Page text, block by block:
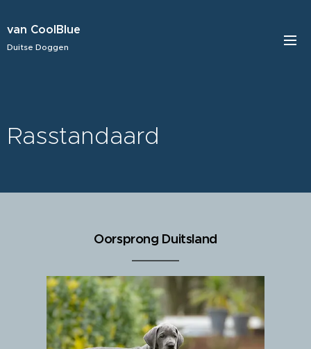
van CoolBlue
Duitse Doggen
Rasstandaard
Oorsprong Duitsland